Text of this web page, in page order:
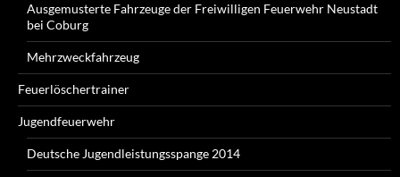
Ausgemusterte Fahrzeuge der Freiwilligen Feuerwehr Neustadt
bei Coburg
Mehrzweckfahrzeug
Feuerlöschertrainer
Jugendfeuerwehr
Deutsche Jugendleistungsspange 2014